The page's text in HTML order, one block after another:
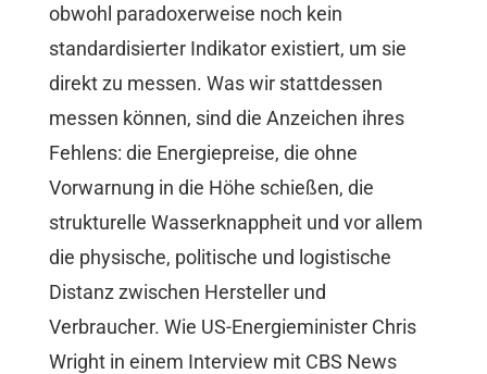
obwohl paradoxerweise noch kein
standardisierter Indikator existiert, um sie
direkt zu messen. Was wir stattdessen
messen können, sind die Anzeichen ihres
Fehlens: die Energiepreise, die ohne
Vorwarnung in die Höhe schießen, die
strukturelle Wasserknappheit und vor allem
die physische, politische und logistische
Distanz zwischen Hersteller und
Verbraucher. Wie US-Energieminister Chris
Wright in einem Interview mit CBS News